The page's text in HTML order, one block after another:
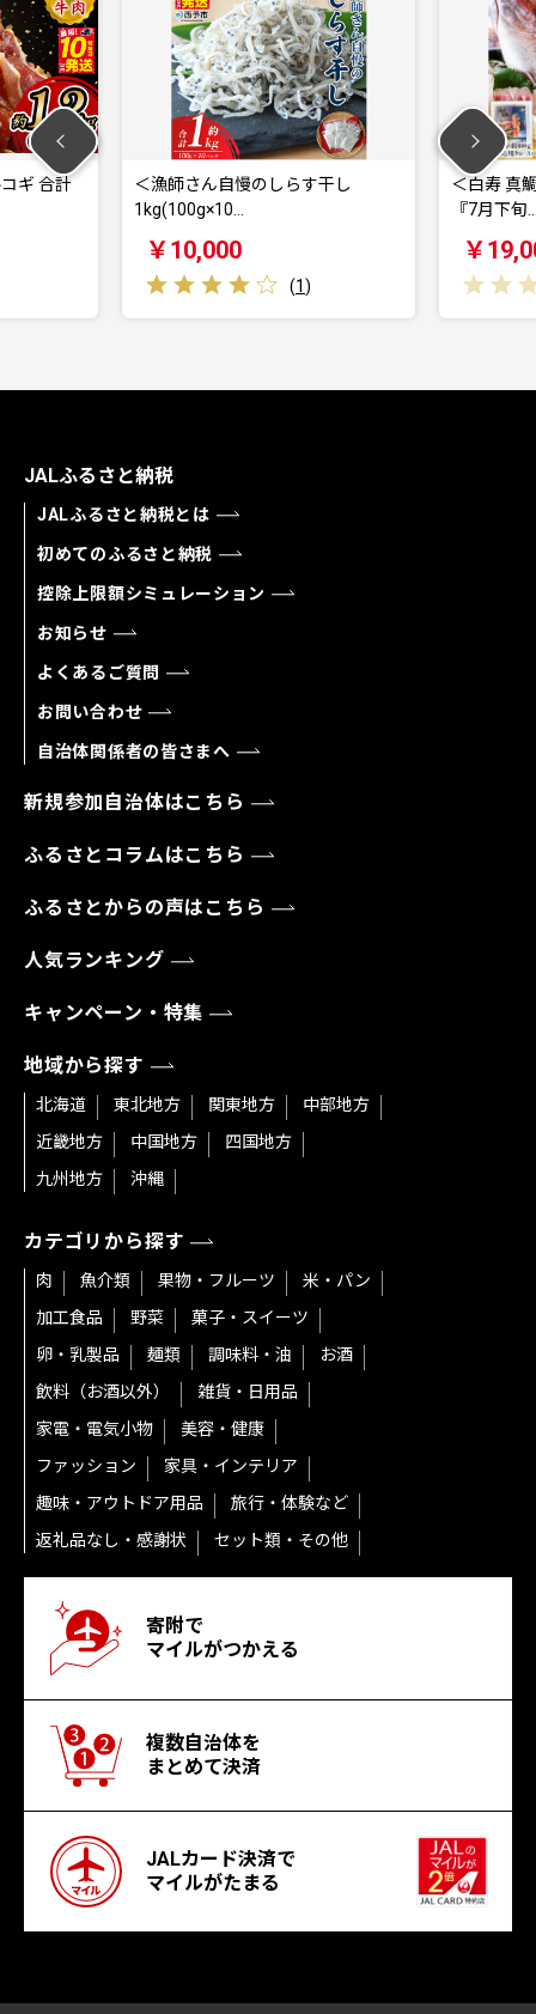
ん自慢のしらす干し
＜白寿 真鯛 約400g と秘伝のタレ＞
JALふるさと納税
JALふるさと納税とは
初めてのふるさと納税
控除上限額シミュレーション
お知らせ
よくあるご質問
お問い合わせ
自治体関係者の皆さまへ
新規参加自治体はこちら
ふるさとコラムはこちら
ふるさとからの声はこちら
人気ランキング
キャンペーン・特集
地域から探す
北海道 東北地方 関東地方
中部地方
近畿地方
中国地方
四国地方
九州地方
沖縄
カテゴリから探す
肉 魚介類 果物・フルーツ
米・パン
加工食品
野菜
菓子・スイーツ
卵・乳製品
麺類 調味料・油
お酒
飲料（お酒以外）
雑貨・日用品
家電・電気小物
美容・健康
ファッション
家具・インテリア
趣味・アウトドア用品
旅行・体験など
返礼品なし・感謝状
セット類・その他
寄附で
マイルがつかえる
複数自治体を
まとめて決済
JALカード決済で
マイルがたまる